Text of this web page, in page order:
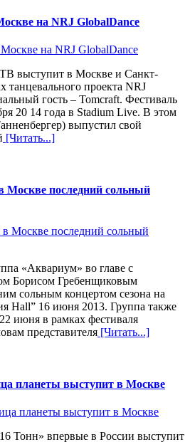
на NRJ GlobalDance
выступит в Москве и Санкт-
танцевального проекта NRJ
гость – Tomcraft. Фестиваль
20 14 года в Stadium Live. В этом
выпустил свой
[Читать...]
Москве последний сольный
«Аквариум» во главе с
Борисом Гребенщиковым
сольным концертом сезона на
Hall” 16 июня 2013. Группа также
июня в рамках фестиваля
представителя [Читать...]
планеты выступит в Москве
Тонн» впервые в России выступит